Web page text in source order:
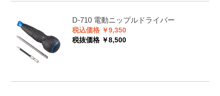
D-710 電動ニップルドライバー
税込価格 ￥9,350
税抜価格 ￥8,500